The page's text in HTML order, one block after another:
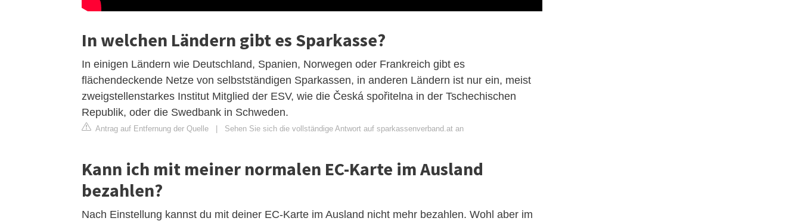
In welchen Ländern gibt es Sparkasse?
In einigen Ländern wie Deutschland, Spanien, Norwegen oder Frankreich gibt es
flächendeckende Netze von selbstständigen Sparkassen, in anderen Ländern ist nur ein, meist
zweigstellenstarkes Institut Mitglied der ESV, wie die Česká spořitelna in der Tschechischen
Republik, oder die Swedbank in Schweden.
Antrag auf Entfernung der Quelle | Sehen Sie sich die vollständige Antwort auf sparkassenverband.at an
Kann ich mit meiner normalen EC-Karte im Ausland
bezahlen?
Nach Einstellung kannst du mit deiner EC-Karte im Ausland nicht mehr bezahlen. Wohl aber im